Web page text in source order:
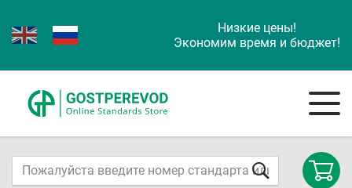
Низкие цены!
Экономим время и бюджет!